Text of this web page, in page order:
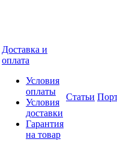
Доставка и
оплата
Условия
оплаты
Условия
доставки
Гарантия
на товар
Статьи